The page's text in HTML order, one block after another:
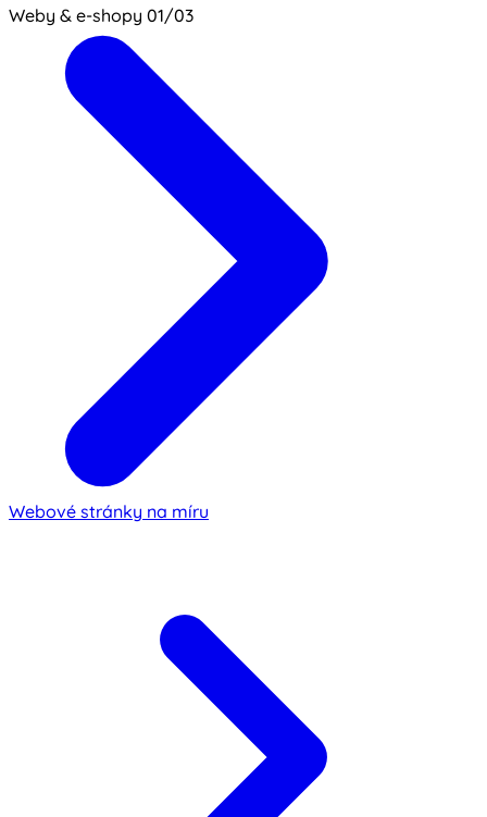
Weby & e-shopy 01/03
Webové stránky na míru